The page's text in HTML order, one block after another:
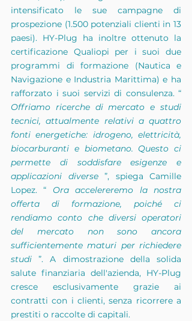
intensificato le sue campagne di
prospezione (1.500 potenziali clienti in 13
paesi). HY-Plug ha inoltre ottenuto la
certificazione Qualiopi per i suoi due
programmi di formazione (Nautica e
Navigazione e Industria Marittima) e ha
rafforzato i suoi servizi di consulenza. “
Offriamo ricerche di mercato e studi
tecnici, attualmente relativi a quattro
fonti energetiche: idrogeno, elettricità,
biocarburanti e biometano. Questo ci
permette di soddisfare esigenze e
applicazioni diverse ”, spiega Camille
Lopez. “
Ora accelereremo la nostra
offerta di formazione, poiché ci
rendiamo conto che diversi operatori
del mercato non sono ancora
sufficientemente maturi per richiedere
studi
”. A dimostrazione della solida
salute finanziaria dell'azienda, HY-Plug
cresce esclusivamente grazie ai
contratti con i clienti, senza ricorrere a
prestiti o raccolte di capitali.